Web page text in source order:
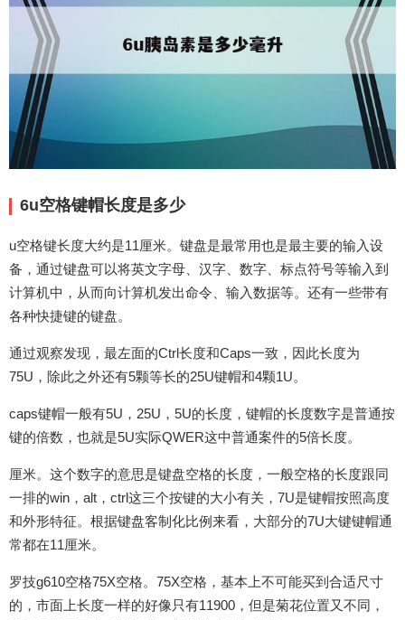
6u空格键帽长度是多少
u空格键长度大约是11厘米。键盘是最常用也是最主要的输入设
备，通过键盘可以将英文字母、汉字、数字、标点符号等输入到
计算机中，从而向计算机发出命令、输入数据等。还有一些带有
各种快捷键的键盘。
通过观察发现，最左面的Ctrl长度和Caps一致，因此长度为
75U，除此之外还有5颗等长的25U键帽和4颗1U。
caps键帽一般有5U，25U，5U的长度，键帽的长度数字是普通按
键的倍数，也就是5U实际QWER这中普通案件的5倍长度。
厘米。这个数字的意思是键盘空格的长度，一般空格的长度跟同
一排的win，alt，ctrl这三个按键的大小有关，7U是键帽按照高度
和外形特征。根据键盘客制化比例来看，大部分的7U大键键帽通
常都在11厘米。
罗技g610空格75X空格。75X空格，基本上不可能买到合适尺寸
的，市面上长度一样的好像只有11900，但是菊花位置又不同，